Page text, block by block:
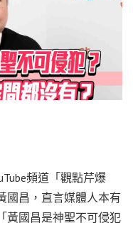
頻道「觀點芹爆
國昌，直言媒體人本有
黃國昌是神聖不可侵犯